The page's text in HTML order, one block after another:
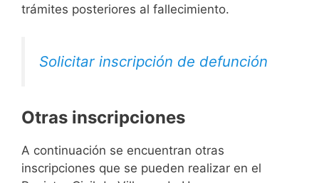
trámites posteriores al fallecimiento.
Solicitar inscripción de defunción
Otras inscripciones
A continuación se encuentran otras
inscripciones que se pueden realizar en el